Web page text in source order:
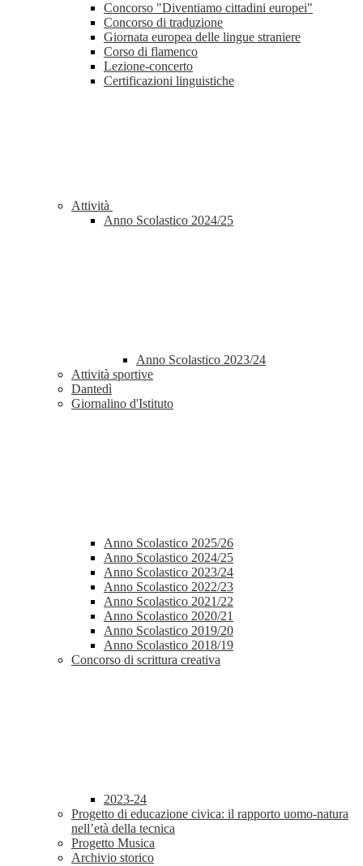
Concorso "Diventiamo cittadini europei"
Concorso di traduzione
Giornata europea delle lingue straniere
Corso di flamenco
Lezione-concerto
Certificazioni linguistiche
Attività
Anno Scolastico 2024/25
Anno Scolastico 2023/24
Attività sportive
Dantedì
Giornalino d'Istituto
Anno Scolastico 2025/26
Anno Scolastico 2024/25
Anno Scolastico 2023/24
Anno Scolastico 2022/23
Anno Scolastico 2021/22
Anno Scolastico 2020/21
Anno Scolastico 2019/20
Anno Scolastico 2018/19
Concorso di scrittura creativa
2023-24
Progetto di educazione civica: il rapporto uomo-natura
nell’età della tecnica
Progetto Musica
Archivio storico